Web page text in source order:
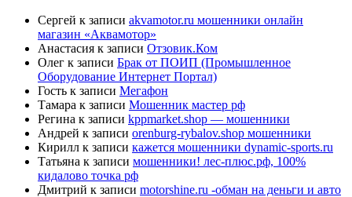
Сергей к записи akvamotor.ru мошенники онлайн
магазин «Аквамотор»
Анастасия к записи Отзовик.Ком
Олег к записи Брак от ПОИП (Промышленное
Оборудование Интернет Портал)
Гость к записи Мегафон
Тамара к записи Мошенник мастер рф
Регина к записи kppmarket.shop — мошенники
Андрей к записи orenburg-rybalov.shop мошенники
Кирилл к записи кажется мошенники dynamic-sports.ru
Татьяна к записи мошенники! лес-плюс.рф, 100%
кидалово точка рф
Дмитрий к записи motorshine.ru -обман на деньги и авто